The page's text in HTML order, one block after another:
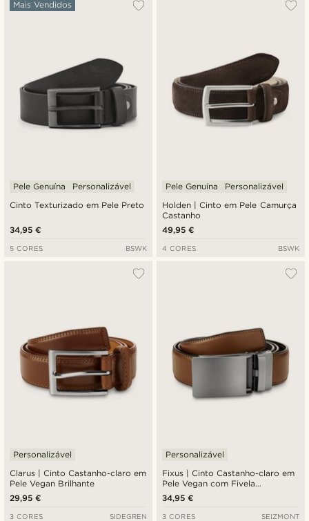
Cinto Texturizado em Pele Preto
Mais Vendidos
Pele Genuína Personalizável
34,95 €
5 CORES BSWK
Holden | Cinto em Pele Camurça
Castanho
Pele Genuína Personalizável
49,95 €
4 CORES BSWK
Clarus | Cinto Castanho-claro em
Pele Vegan Brilhante
Personalizável
29,95 €
3 CORES SIDEGREN
Fixus | Cinto Castanho-claro em
Pele Vegan com Fivela
Automática
Personalizável
34,95 €
3 CORES SEIZMONT